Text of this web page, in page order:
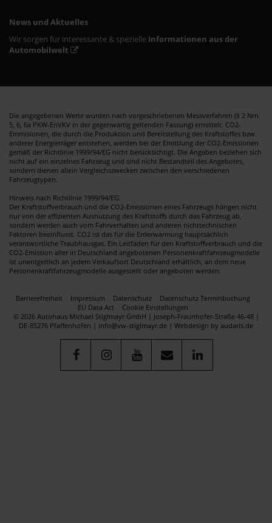
News und Aktuelles
Wir sorgen für interessante & spezielle Informationen aus der
Automobilwelt
Die angegebenen Werte wurden nach vorgeschriebenen Messverfahren (§ 2 Nrn.
5, 6, 6a PKW-EnVKV in der gegenwärtig geltenden Fassung) ermittelt. CO2-
Emmisionen, die durch die Produktion und Bereitstellung des Kraftstoffes bzw.
anderer Energieträger entstehen, werden bei der Emittlung der CO2-Emissionen
gemäß der Richtlinie 1999/94/EG nicht berücksichtigt. Die Angaben beziehen sich
nicht auf ein einzelnes Fahrzeug und sind nicht Bestandteil des Angebotes,
sondern dienen allein Vergleichszwecken zwischen den verschiedenen
Fahrzeugtypen.
Hinweis nach Richtlinie 1999/94/EG:
Der Kraftstoffverbrauch und die CO2-Emissionen eines Fahrzeugs hängen nicht
nur von der effizienten Ausnutzung des Kraftstoffs durch das Fahrzeug ab,
sondern werden auch vom Fahrverhalten und anderen nichttechnischen
Faktoren beeinflusst. CO2 ist das für die Erderwärmung hauptsächlich
verantwortliche Traubhausgas. Ein Leitfaden für den Kraftstoffverbrauch und die
CO2-Emission aller in Deutschland angebotenen Personenkraftfahrzeugmodelle
ist unentgeltlich an jedem Verkaufsort Deutschland erhältlich, an dem neue
Personenkraftfahrzeugmodelle ausgestellt oder angeboten werden.
Barrierefreiheit Impressum Datenschutz
Datenschutz Terminbuchung
EU Data Act
Cookie Einstellungen
© 2026 Autohaus Michael Stiglmayr GmbH | Joseph-Fraunhofer-Straße 46-48 |
DE-85276 Pfaffenhofen | info@vw-stiglmayr.de | Webdesign by audaris.de